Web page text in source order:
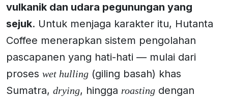
vulkanik dan udara pegunungan yang
sejuk. Untuk menjaga karakter itu, Hutanta
Coffee menerapkan sistem pengolahan
pascapanen yang hati-hati — mulai dari
proses wet hulling (giling basah) khas
Sumatra, drying, hingga roasting dengan